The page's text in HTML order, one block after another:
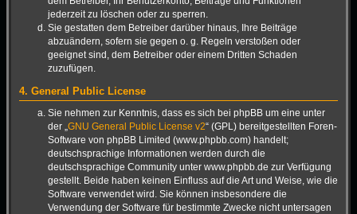
jederzeit zu löschen oder zu sperren.
Sie gestatten dem Betreiber darüber hinaus, Ihre Beiträge
abzuändern, sofern sie gegen o. g. Regeln verstoßen oder
geeignet sind, dem Betreiber oder einem Dritten Schaden
zuzufügen.
4. General Public License
Sie nehmen zur Kenntnis, dass es sich bei phpBB um eine unter
der „ GNU General Public License v2“ (GPL) bereitgestellten Foren-
Software von phpBB Limited (www.phpbb.com) handelt;
deutschsprachige Informationen werden durch die
deutschsprachige Community unter www.phpbb.de zur Verfügung
gestellt. Beide haben keinen Einfluss auf die Art und Weise, wie die
Software verwendet wird. Sie können insbesondere die
Verwendung der Software für bestimmte Zwecke nicht untersagen